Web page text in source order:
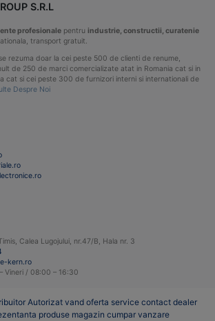
S.R.L
profesionale pentru industrie, constructii, curatenie
transport gratuit.
rezuma doar la cei peste 500 de clienti de renume,
de 250 de marci comercializate atat in Romania cat si in
cat si cei peste 300 de furnizori interni si internationali de
Despre Noi
Calea Lugojului, nr.47/B, Hala nr. 3
kern.ro
Vineri / 08:00 – 16:30